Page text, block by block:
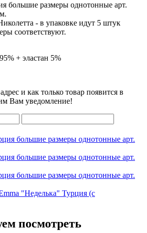
большие размеры однотонные арт.
- в упаковке идут 5 штук
соответствуют.
+ эластан 5%
и как только товар появится в
Вам уведомление!
"Неделька" Турция (с
посмотреть